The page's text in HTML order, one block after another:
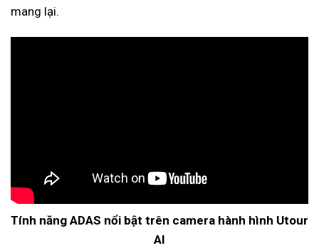
mang lại.
Tính năng ADAS nổi bật trên camera hành hình Utour
AI